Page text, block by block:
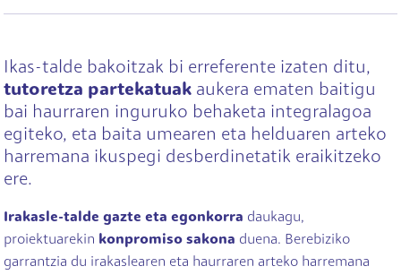
Ikas-talde bakoitzak bi erreferente izaten ditu,
tutoretza partekatuak aukera ematen baitigu
bai haurraren inguruko behaketa integralagoa
egiteko, eta baita umearen eta helduaren arteko
harremana ikuspegi desberdinetatik eraikitzeko
ere.
Irakasle-talde gazte eta egonkorra daukagu,
proiektuarekin konpromiso sakona duena. Berebiziko
garrantzia du irakaslearen eta haurraren arteko harremana